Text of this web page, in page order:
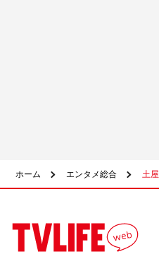
ホーム エンタメ総合 土